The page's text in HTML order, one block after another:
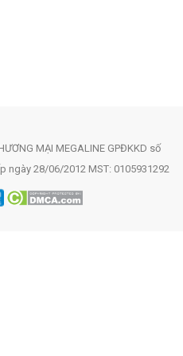
MẠI MEGALINE GPĐKKD số
ngày 28/06/2012 MST: 0105931292